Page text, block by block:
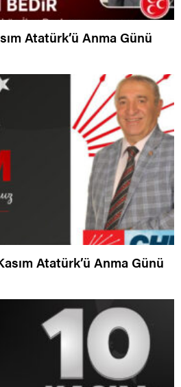
Atatürk’ü Anma Günü
Atatürk’ü Anma Günü